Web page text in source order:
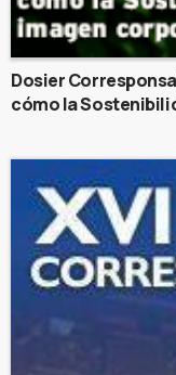
Dosier
cómo la